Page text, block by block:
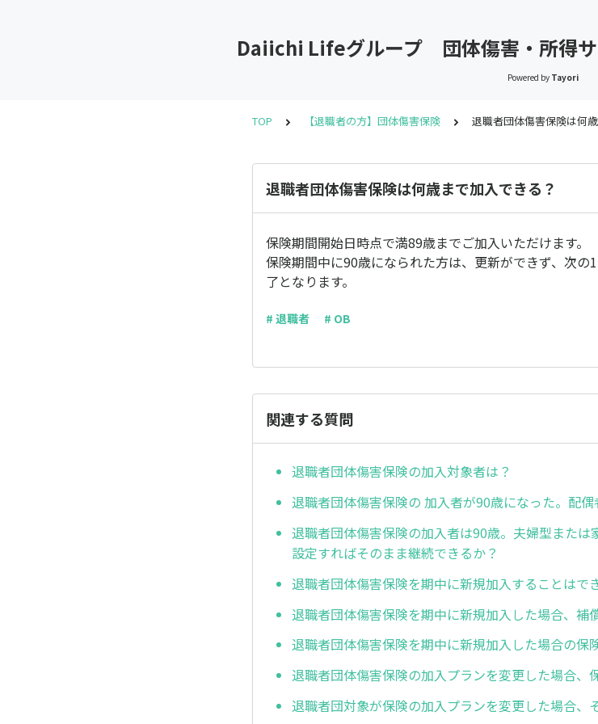
Daiichi Lifeグループ 団体傷害・所得
Powered by Tayori
TOP 【退職者の方】団体傷害保険 退職者団体傷害保険は何
退職者団体傷害保険は何歳まで加入できる？
保険期間開始日時点で満89歳までご加入いただけます。
保険期間中に90歳になられた方は、更新ができず、次
了となります。
# 退職者 # OB
関連する質問
退職者団体傷害保険の加入対象者は？
退職者団体傷害保険の 加入者が90歳になった。配
退職者団体傷害保険の加入者は90歳。夫婦型また
設定すればそのまま継続できるか？
退職者団体傷害保険を期中に新規加入することはで
退職者団体傷害保険を期中に新規加入した場合、補
退職者団体傷害保険を期中に新規加入した場合の保
退職者団体傷害保険の加入プランを変更した場合、
退職者団対象が保険の加入プランを変更した場合、